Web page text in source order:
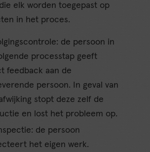
elk worden toegepast op
in het proces.
de persoon in
processtap geeft
feedback aan de
persoon. In geval van
stopt deze zelf de
en lost het probleem op.
de persoon
het eigen werk.